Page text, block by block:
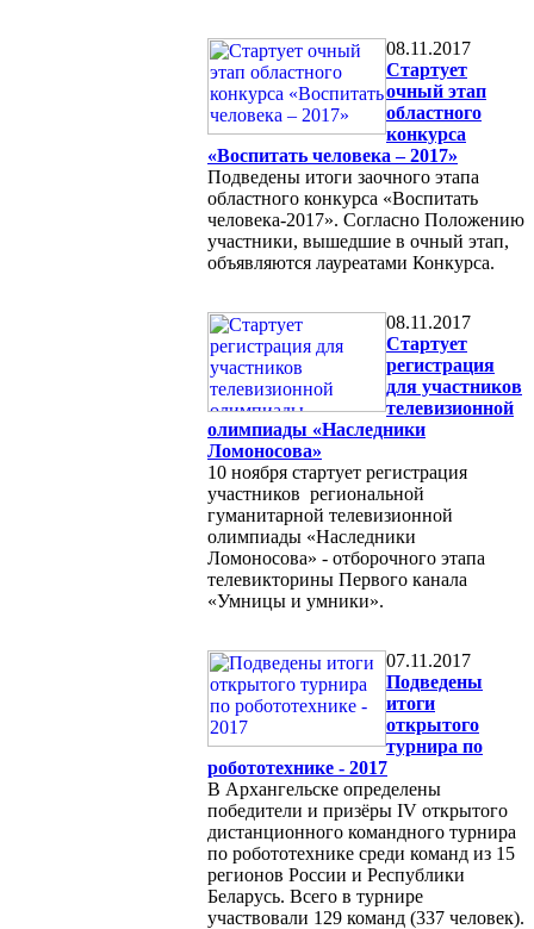
08.11.2017
Cтартует
очный этап
областного
конкурса
«Воспитать человека – 2017»
Подведены итоги заочного этапа
областного конкурса «Воспитать
человека-2017». Согласно Положению
участники, вышедшие в очный этап,
объявляются лауреатами Конкурса.
08.11.2017
Стартует
регистрация
для участников
телевизионной
олимпиады «Наследники
Ломоносова»
10 ноября стартует регистрация
участников региональной
гуманитарной телевизионной
олимпиады «Наследники
Ломоносова» - отборочного этапа
телевикторины Первого канала
«Умницы и умники».
07.11.2017
Подведены
итоги
открытого
турнира по
робототехнике - 2017
В Архангельске определены
победители и призёры IV открытого
дистанционного командного турнира
по робототехнике среди команд из 15
регионов России и Республики
Беларусь. Всего в турнире
участвовали 129 команд (337 человек).